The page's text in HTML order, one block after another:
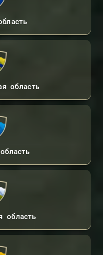
область
область